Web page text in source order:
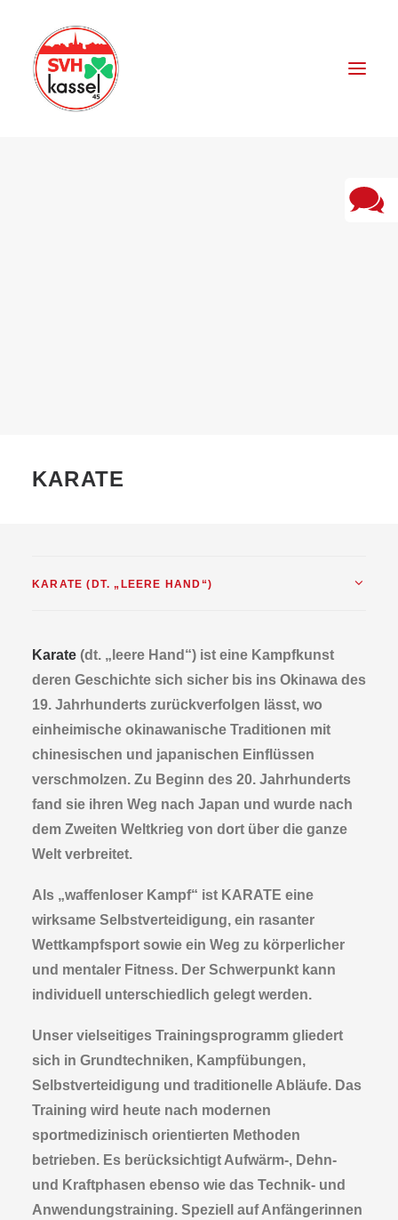
ONLINESHOP
SEARCH
KARATE
KARATE (DT. „LEERE HAND“)
Karate (dt. „leere Hand“) ist eine Kampfkunst
deren Geschichte sich sicher bis ins Okinawa des
19. Jahrhunderts zurückverfolgen lässt, wo
einheimische okinawanische Traditionen mit
chinesischen und japanischen Einflüssen
verschmolzen. Zu Beginn des 20. Jahrhunderts
fand sie ihren Weg nach Japan und wurde nach
dem Zweiten Weltkrieg von dort über die ganze
Welt verbreitet.
Als „waffenloser Kampf“ ist KARATE eine
wirksame Selbstverteidigung, ein rasanter
Wettkampfsport sowie ein Weg zu körperlicher
und mentaler Fitness. Der Schwerpunkt kann
individuell unterschiedlich gelegt werden.
Unser vielseitiges Trainingsprogramm gliedert
sich in Grundtechniken, Kampfübungen,
Selbstverteidigung und traditionelle Abläufe. Das
Training wird heute nach modernen
sportmedizinisch orientierten Methoden
betrieben. Es berücksichtigt Aufwärm-, Dehn-
und Kraftphasen ebenso wie das Technik- und
Anwendungstraining. Speziell auf Anfängerinnen